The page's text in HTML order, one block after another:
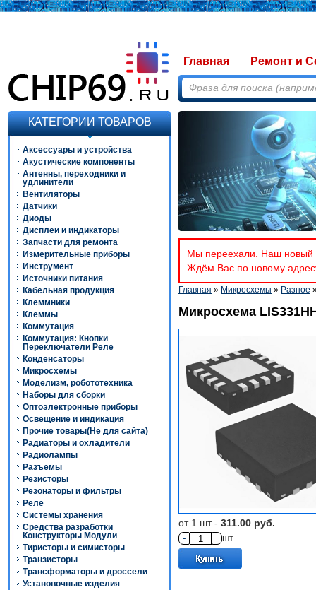
Главная Ремонт и
КАТЕГОРИИ ТОВАРОВ
Аксессуары и устройства
Акустические компоненты
Антенны, переходники и
удлинители
Вентиляторы
Датчики
Диоды
Дисплеи и индикаторы
Запчасти для ремонта
Измерительные приборы
Инструмент
Источники питания
Кабельная продукция
Клеммники
Клеммы
Коммутация
Коммутация: Кнопки
Переключатели Реле
Конденсаторы
Микросхемы
Моделизм, робототехника
Наборы для сборки
Оптоэлектронные приборы
Освещение и индикация
Прочие товары(Не для сайта)
Радиаторы и охладители
Радиолампы
Разъёмы
Резисторы
Резонаторы и фильтры
Реле
Системы хранения
Средства разработки
Конструкторы Модули
Тиристоры и симисторы
Транзисторы
Трансформаторы и дроссели
Установочные изделия
Мы переехали. Наш новый
Ждём Вас по новому
Главная » Микросхемы » Разное
Микросхема
от 1 шт - 311.00 руб.
- + шт.